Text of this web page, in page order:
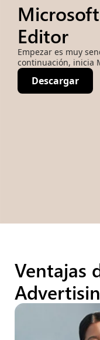
Editor
Empezar es muy
continuación, inicia
Descargar
Ventajas